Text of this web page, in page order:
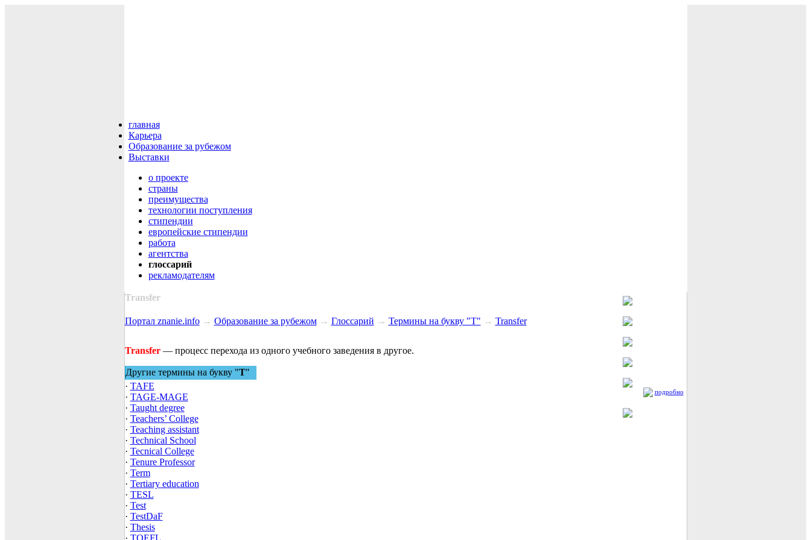
главная
Карьера
Образование за рубежом
Выставки
о проекте
cтраны
преимущества
технологии поступления
cтипендии
европейские стипендии
работа
агентства
глоссарий
рекламодателям
Transfer
Портал znanie.info→ Образование за рубежом→ Глоссарий → Термины на букву "T" → Transfer
Transfer— процесс перехода из одного учебного заведения в другое.
Другие термины на букву "T"
· TAFE
· TAGE-MAGE
· Taught degree
· Teachers’ College
· Teaching assistant
· Technical School
· Tecnical Сollege
· Tenure Professor
· Term
· Tertiary education
· TESL
· Test
· TestDaF
· Thesis
подробно